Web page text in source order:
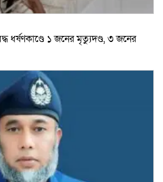
ধর্ষণকাণ্ডে ১ জনের মৃত্যুদণ্ড, ৩ জনের